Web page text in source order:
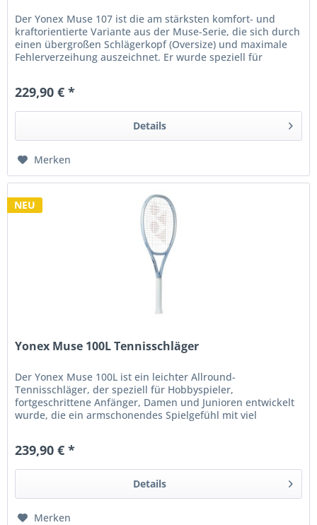
Der Yonex Muse 107 ist die am stärksten komfort- und
kraftorientierte Variante aus der Muse-Serie, die sich durch
einen übergroßen Schlägerkopf (Oversize) und maximale
Fehlerverzeihung auszeichnet. Er wurde speziell für
229,90 € *
Details
Merken
NEU
Yonex Muse 100L Tennisschläger
Der Yonex Muse 100L ist ein leichter Allround-
Tennisschläger, der speziell für Hobbyspieler,
fortgeschrittene Anfänger, Damen und Junioren entwickelt
wurde, die ein armschonendes Spielgefühl mit viel
239,90 € *
Details
Merken